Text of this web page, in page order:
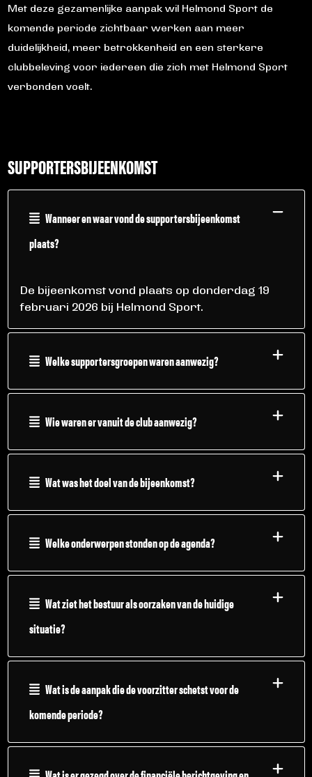
Met deze gezamenlijke aanpak wil Helmond Sport de
komende periode zichtbaar werken aan meer
duidelijkheid, meer betrokkenheid en een sterkere
clubbeleving voor iedereen die zich met Helmond Sport
verbonden voelt.
SUPPORTERSBIJEENKOMST
Wanneer en waar vond de supportersbijeenkomst
plaats?
De bijeenkomst vond plaats op donderdag 19
februari 2026 bij Helmond Sport.
Welke supportersgroepen waren aanwezig?
Wie waren er vanuit de club aanwezig?
Wat was het doel van de bijeenkomst?
Welke onderwerpen stonden op de agenda?
Wat ziet het bestuur als oorzaken van de huidige
situatie?
Wat is de aanpak die de voorzitter schetst voor de
komende periode?